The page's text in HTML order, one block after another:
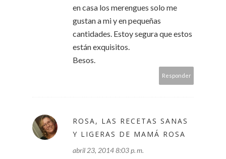
en casa los merengues solo me
gustan a mi y en pequeñas
cantidades. Estoy segura que estos
están exquisitos.
Besos.
Responder
ROSA, LAS RECETAS SANAS
Y LIGERAS DE MAMÁ ROSA
abril 23, 2014 8:03 p. m.